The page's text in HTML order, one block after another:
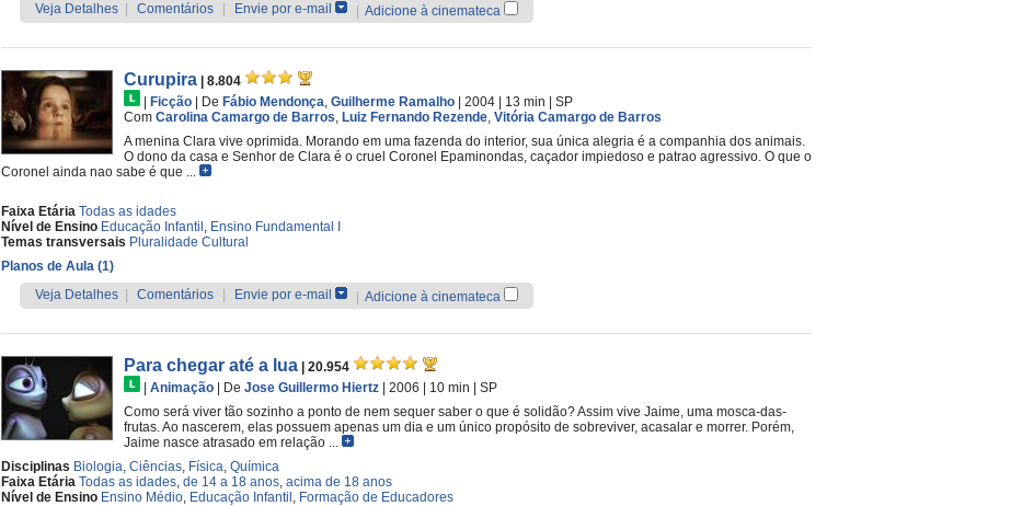
Veja Detalhes
Comentários Envie por e-mail Adicione à cinemateca
Curupira
| 8.804
Ficção De Fábio Mendonça, Guilherme Ramalho | 2004 | 13 min
SP
Com Carolina Camargo de Barros, Luiz Fernando Rezende, Vitória Camargo de Barros
A menina Clara vive oprimida. Morando em uma fazenda do interior, sua única alegria é a companhia dos animais.
O dono da casa e Senhor de Clara é o cruel Coronel Epaminondas, caçador impiedoso e patrao agressivo. O que o
Coronel ainda nao sabe é que ...
Faixa Etária Todas as idades
Nível de Ensino Educação Infantil , Ensino Fundamental I
Temas transversais Pluralidade Cultural
Planos de Aula (1)
Veja Detalhes
Comentários Envie por e-mail Adicione à cinemateca
Para chegar até a lua
| 20.954
Animação De Jose Guillermo Hiertz | 2006 | 10 min
SP
Como será viver tão sozinho a ponto de nem sequer saber o que é solidão? Assim vive Jaime, uma mosca-das-
frutas. Ao nascerem, elas possuem apenas um dia e um único propósito de sobreviver, acasalar e morrer. Porém,
Jaime nasce atrasado em relação ...
Disciplinas Biologia, Ciências, Física, Química
Faixa Etária Todas as idades, de 14 a 18 anos, acima de 18 anos
Nível de Ensino Ensino Médio, Educação Infantil , Formação de Educadores